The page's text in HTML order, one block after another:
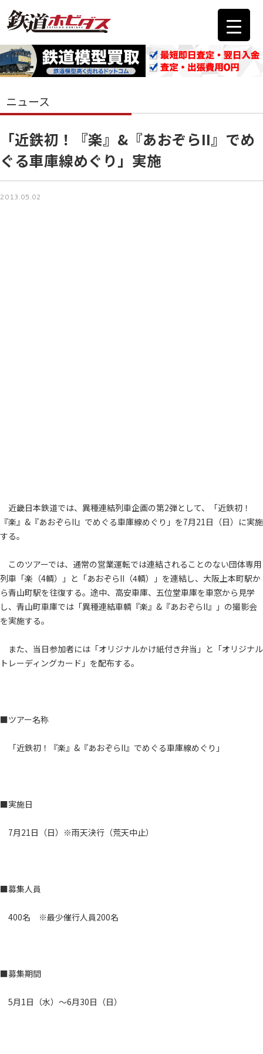
ニュース
「近鉄初！『楽』&『あおぞらII』でめ
ぐる車庫線めぐり」実施
2013.05.02
近畿日本鉄道では、異種連結列車企画の第2弾として、「近鉄初！
『楽』&『あおぞらII』でめぐる車庫線めぐり」を7月21日（日）に実施
する。
このツアーでは、通常の営業運転では連結されることのない団体専用
列車「楽（4輌）」と「あおぞらII（4輌）」を連結し、大阪上本町駅か
ら青山町駅を往復する。途中、高安車庫、五位堂車庫を車窓から見学
し、青山町車庫では「異種連結車輌『楽』&『あおぞらII』」の撮影会
を実施する。
また、当日参加者には「オリジナルかけ紙付き弁当」と「オリジナル
トレーディングカード」を配布する。
■ツアー名称
「近鉄初！『楽』&『あおぞらII』でめぐる車庫線めぐり」
■実施日
7月21日（日）※雨天決行（荒天中止）
■募集人員
400名 ※最少催行人員200名
■募集期間
5月1日（水）～6月30日（日）